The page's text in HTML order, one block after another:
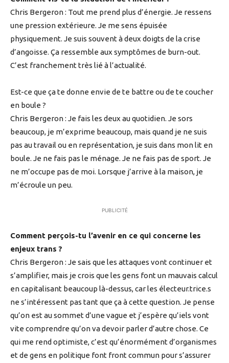
Chris Bergeron : Tout me prend plus d’énergie. Je ressens
une pression extérieure. Je me sens épuisée
physiquement. Je suis souvent à deux doigts de la crise
d’angoisse. Ça ressemble aux symptômes de burn-out.
C’est franchement très lié à l’actualité.
Est-ce que ça te donne envie de te battre ou de te coucher
en boule ?
Chris Bergeron : Je fais les deux au quotidien. Je sors
beaucoup, je m’exprime beaucoup, mais quand je ne suis
pas au travail ou en représentation, je suis dans mon lit en
boule. Je ne fais pas le ménage. Je ne fais pas de sport. Je
ne m’occupe pas de moi. Lorsque j’arrive à la maison, je
m’écroule un peu.
PUBLICITÉ
Comment perçois-tu l’avenir en ce qui concerne les
enjeux trans ?
Chris Bergeron : Je sais que les attaques vont continuer et
s’amplifier, mais je crois que les gens font un mauvais calcul
en capitalisant beaucoup là-dessus, car les électeur.trice.s
ne s’intéressent pas tant que ça à cette question. Je pense
qu’on est au sommet d’une vague et j’espère qu’iels vont
vite comprendre qu’on va devoir parler d’autre chose. Ce
qui me rend optimiste, c’est qu’énormément d’organismes
et de gens en politique font front commun pour s’assurer